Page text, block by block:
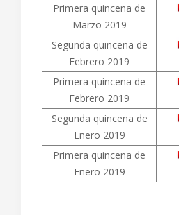
Primera quincena de
Marzo 2019
Segunda quincena de
Febrero 2019
Primera quincena de
Febrero 2019
Segunda quincena de
Enero 2019
Primera quincena de
Enero 2019